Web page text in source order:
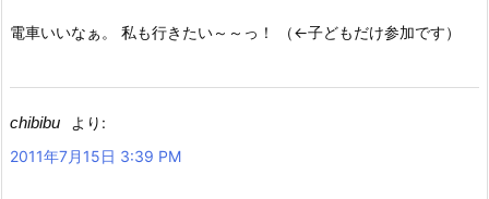
電車いいなぁ。 私も行きたい～～っ！ （←子どもだけ参加です）
chibibu
より:
2011年7月15日 3:39 PM